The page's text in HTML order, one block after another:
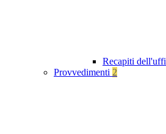
Recapiti
Provvedimenti 2